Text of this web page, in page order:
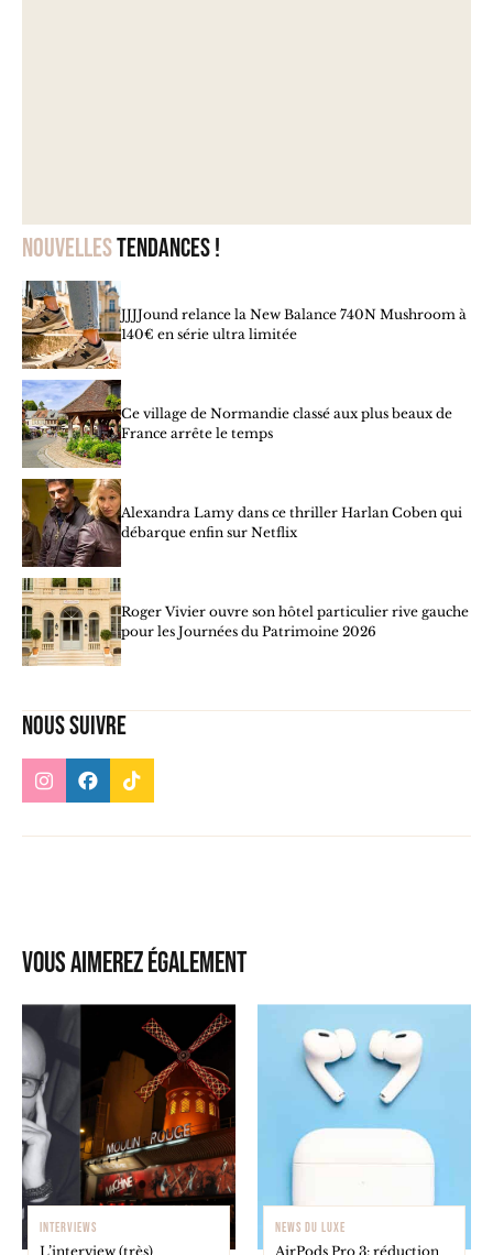
Nouvellestendances !
JJJJound relance la New Balance 740N Mushroom à
140€ en série ultra limitée
Ce village de Normandie classé aux plus beaux de
France arrête le temps
Alexandra Lamy dans ce thriller Harlan Coben qui
débarque enfin sur Netflix
Roger Vivier ouvre son hôtel particulier rive gauche
pour les Journées du Patrimoine 2026
Nous suivre
Vous aimerez également
INTERVIEWS
L’interview (très)
NEWS DU LUXE
AirPods Pro 3: réduction